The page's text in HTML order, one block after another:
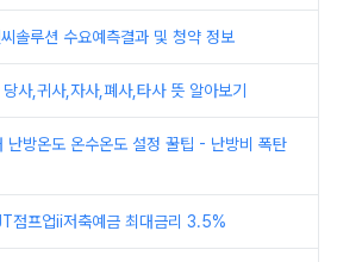
솔루션 수요예측결과 및 청약 정보
사,귀사,자사,폐사,타사 뜻 알아보기
난방온도 온수온도 설정 꿀팁 - 난방비 폭탄
점프업ii저축예금 최대금리 3.5%